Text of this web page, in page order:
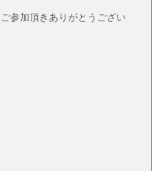
ご参加頂きありがとうござい